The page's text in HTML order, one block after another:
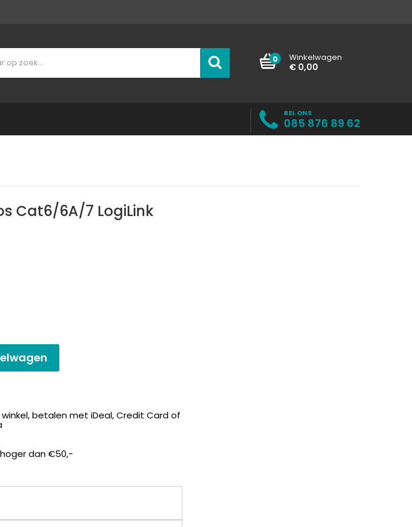
Winkelwagen
0
€ 0,00
BEL ONS
085 876 89 62
Cat6/6A/7 LogiLink
betalen met iDeal, Credit Card of
dan €50,-